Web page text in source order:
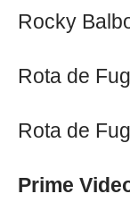
Rocky
Rota de
Rota de
Prime